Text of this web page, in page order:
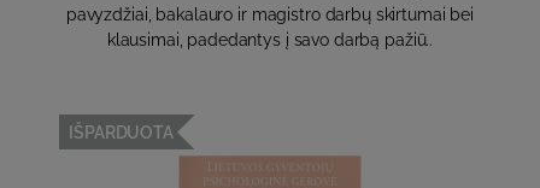
pavyzdžiai, bakalauro ir magistro darbų skirtumai bei
klausimai, padedantys į savo darbą pažiū..
IŠPARDUOTA